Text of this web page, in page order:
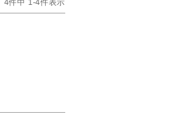
4件中 1-4件表示